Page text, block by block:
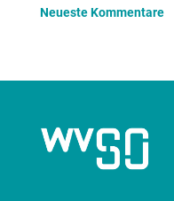
Neueste Kommentare